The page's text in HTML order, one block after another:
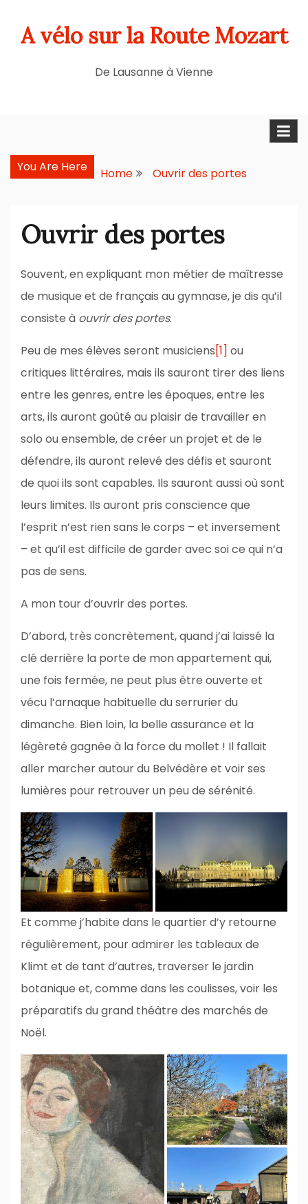
A vélo sur la Route Mozart
De Lausanne à Vienne
You Are Here Home Ouvrir des portes
Ouvrir des portes
Souvent, en expliquant mon métier de maîtresse
de musique et de français au gymnase, je dis qu’il
consiste à ouvrir des portes.
Peu de mes élèves seront musiciens[1] ou
critiques littéraires, mais ils sauront tirer des liens
entre les genres, entre les époques, entre les
arts, ils auront goûté au plaisir de travailler en
solo ou ensemble, de créer un projet et de le
défendre, ils auront relevé des défis et sauront
de quoi ils sont capables. Ils sauront aussi où sont
leurs limites. Ils auront pris conscience que
l’esprit n’est rien sans le corps – et inversement
– et qu’il est difficile de garder avec soi ce qui n’a
pas de sens.
A mon tour d’ouvrir des portes.
D’abord, très concrètement, quand j’ai laissé la
clé derrière la porte de mon appartement qui,
une fois fermée, ne peut plus être ouverte et
vécu l’arnaque habituelle du serrurier du
dimanche. Bien loin, la belle assurance et la
légèreté gagnée à la force du mollet ! Il fallait
aller marcher autour du Belvédère et voir ses
lumières pour retrouver un peu de sérénité.
Et comme j’habite dans le quartier d’y retourne
régulièrement, pour admirer les tableaux de
Klimt et de tant d’autres, traverser le jardin
botanique et, comme dans les coulisses, voir les
préparatifs du grand théâtre des marchés de
Noël.